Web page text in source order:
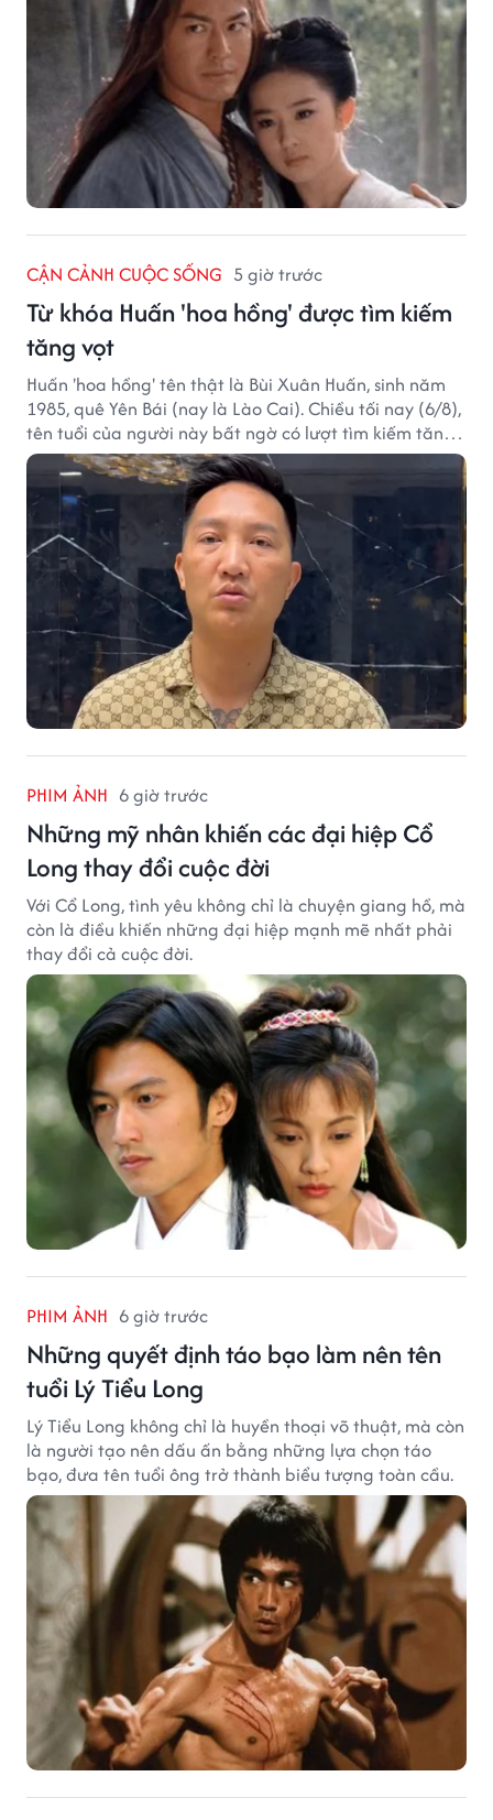
CẬN CẢNH CUỘC SỐNG 5 giờ trước
Từ khóa Huấn 'hoa hồng' được tìm kiếm
tăng vọt
Huấn 'hoa hồng' tên thật là Bùi Xuân Huấn, sinh năm
1985, quê Yên Bái (nay là Lào Cai). Chiều tối nay (6/8),
tên tuổi của người này bất ngờ có lượt tìm kiếm tăng
vọt.
PHIM ẢNH 6 giờ trước
Những mỹ nhân khiến các đại hiệp Cổ
Long thay đổi cuộc đời
Với Cổ Long, tình yêu không chỉ là chuyện giang hồ, mà
còn là điều khiến những đại hiệp mạnh mẽ nhất phải
thay đổi cả cuộc đời.
PHIM ẢNH 6 giờ trước
Những quyết định táo bạo làm nên tên
tuổi Lý Tiểu Long
Lý Tiểu Long không chỉ là huyền thoại võ thuật, mà còn
là người tạo nên dấu ấn bằng những lựa chọn táo
bạo, đưa tên tuổi ông trở thành biểu tượng toàn cầu.